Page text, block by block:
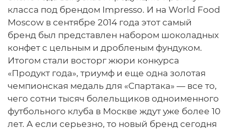
класса под брендом Impresso. И на World Food
Moscow в сентябре 2014 года этот самый
бренд был представлен набором шоколадных
конфет с цельным и дробленым фундуком.
Итогом стали восторг жюри конкурса
«Продукт года», триумф и еще одна золотая
чемпионская медаль для «Спартака» — все то,
чего сотни тысяч болельщиков одноименного
футбольного клуба в Москве ждут уже более 10
лет. А если серьезно, то новый бренд сегодня